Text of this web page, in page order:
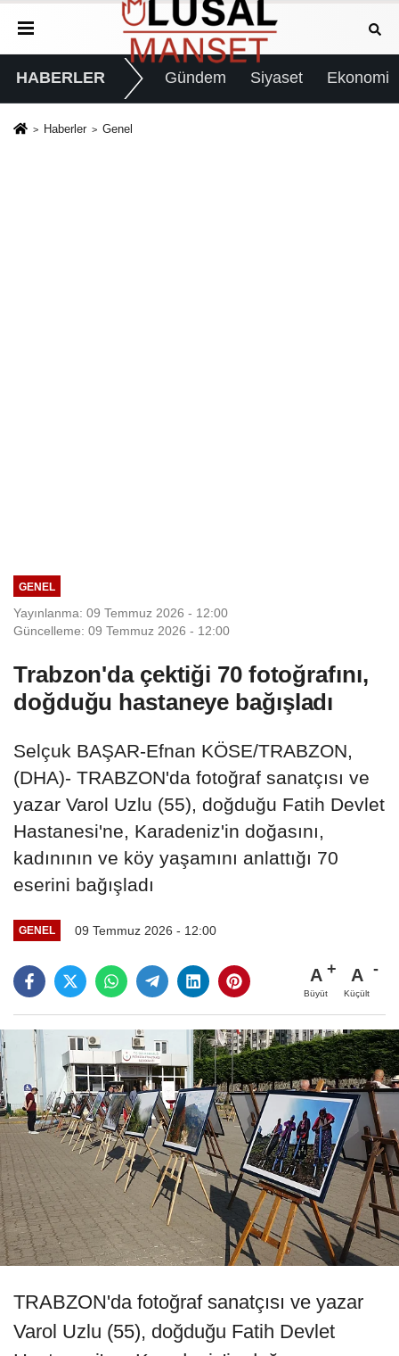
HABERLER Gündem Siyaset Ekonomi
Haberler Genel
GENEL
Yayınlanma: 09 Temmuz 2026 - 12:00
Güncelleme: 09 Temmuz 2026 - 12:00
Trabzon'da çektiği 70 fotoğrafını,
doğduğu hastaneye bağışladı
Selçuk BAŞAR-Efnan KÖSE/TRABZON,
(DHA)- TRABZON'da fotoğraf sanatçısı ve
yazar Varol Uzlu (55), doğduğu Fatih Devlet
Hastanesi'ne, Karadeniz'in doğasını,
kadınının ve köy yaşamını anlattığı 70
eserini bağışladı
GENEL 09 Temmuz 2026 - 12:00
A
Büyüt
A
Küçült
TRABZON'da fotoğraf sanatçısı ve yazar
Varol Uzlu (55), doğduğu Fatih Devlet